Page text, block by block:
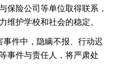
保险公司等单位取得联系，
维护学校和社会的稳定。
件中，隐瞒不报、行动迟
事件与责任人，将严肃处